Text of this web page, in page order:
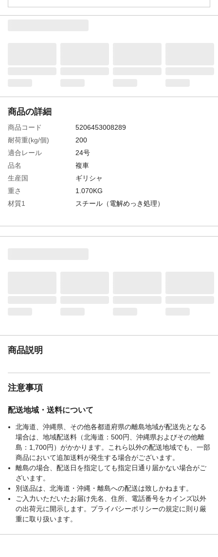
商品の詳細
商品コード
5206453008289
耐荷重(kg/個)
200
適合レール
24号
品名
複車
生産国
ギリシャ
重さ
1.070KG
材質1
スチール（電解めっき処理）
商品説明
注意事項
配送地域・送料について
北海道、沖縄県、その他各都道府県の離島地域が配送先となる
場合は、地域配送料（北海道：500円、沖縄県およびその他離
島：1,700円）がかかります。これら以外の配送地域でも、一部
商品において追加送料が発生する場合がございます。
離島の場合、配送日を指定しても指定日通り届かない場合がご
ざいます。
別送品は、北海道・沖縄・離島への配送は致しかねます。
ご入力いただいたお届け先名、住所、電話番号をカインズ以外
の出荷元に開示します。プライバシーポリシーの規定に則り厳
重に取り扱います。